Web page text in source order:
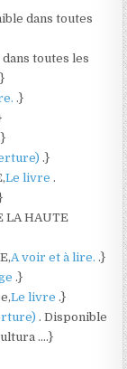
dans toutes
toutes les
.}
.}
Le livre.
LA HAUTE
A voir et à lire..}
.}
Le livre.}
. Disponible
….}